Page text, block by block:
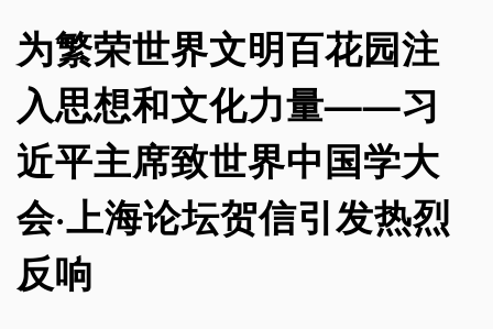
为繁荣世界文明百花园注
入思想和文化力量——习
近平主席致世界中国学大
会·上海论坛贺信引发热烈
反响